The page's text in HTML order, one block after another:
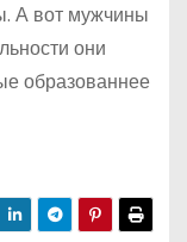
А вот мужчины
они
образованнее